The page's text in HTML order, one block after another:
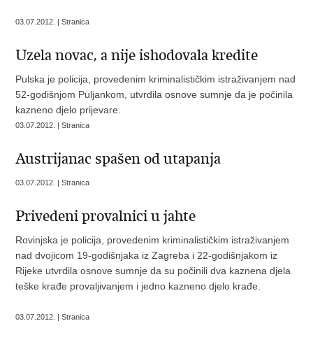
03.07.2012. | Stranica
Uzela novac, a nije ishodovala kredite
Pulska je policija, provedenim kriminalističkim istraživanjem nad
52-godišnjom Puljankom, utvrdila osnove sumnje da je počinila
kazneno djelo prijevare.
03.07.2012. | Stranica
Austrijanac spašen od utapanja
03.07.2012. | Stranica
Privedeni provalnici u jahte
Rovinjska je policija, provedenim kriminalističkim istraživanjem
nad dvojicom 19-godišnjaka iz Zagreba i 22-godišnjakom iz
Rijeke utvrdila osnove sumnje da su počinili dva kaznena djela
teške krađe provaljivanjem i jedno kazneno djelo krađe.
03.07.2012. | Stranica